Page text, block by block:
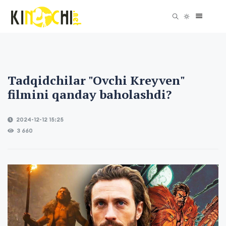
Tadqidchilar "Ovchi Kreyven"
filmini qanday baholashdi?
2024-12-12 15:25
3 660